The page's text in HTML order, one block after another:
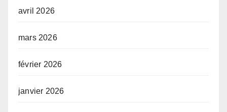
avril 2026
mars 2026
février 2026
janvier 2026